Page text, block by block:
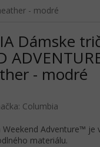
- modré
Dámske
- modré
Columbia
Weekend Adventure™ je
materiálu.